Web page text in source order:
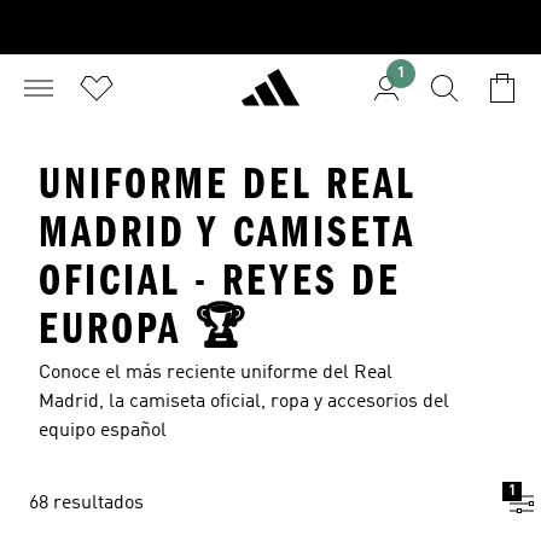
1
UNIFORME DEL REAL
MADRID Y CAMISETA
OFICIAL - REYES DE
EUROPA 🏆
Conoce el más reciente uniforme del Real
Madrid, la camiseta oficial, ropa y accesorios del
equipo español
68 resultados
1